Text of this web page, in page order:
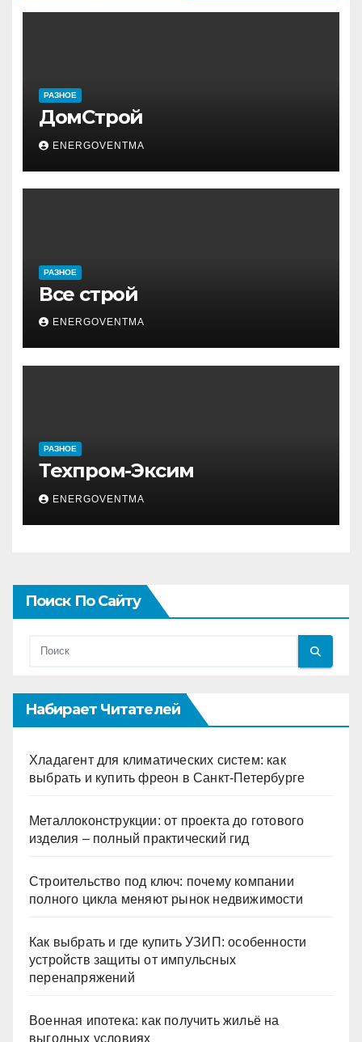
РАЗНОЕ
ДомСтрой
ENERGOVENTMA
РАЗНОЕ
Все строй
ENERGOVENTMA
РАЗНОЕ
Техпром-Эксим
ENERGOVENTMA
Поиск По Сайту
Набирает Читателей
Хладагент для климатических систем: как
выбрать и купить фреон в Санкт-Петербурге
Металлоконструкции: от проекта до готового
изделия – полный практический гид
Строительство под ключ: почему компании
полного цикла меняют рынок недвижимости
Как выбрать и где купить УЗИП: особенности
устройств защиты от импульсных
перенапряжений
Военная ипотека: как получить жильё на
выгодных условиях